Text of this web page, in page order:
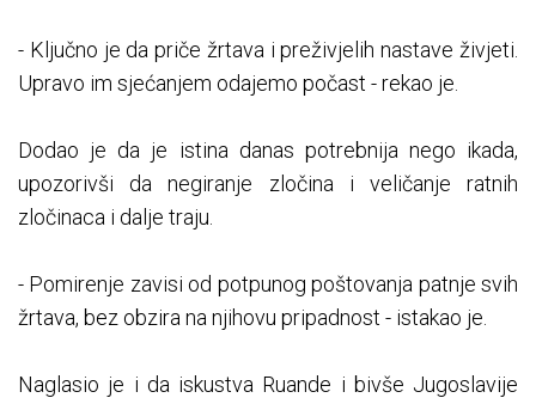
- Ključno je da priče žrtava i preživjelih nastave živjeti.
Upravo im sjećanjem odajemo počast - rekao je.
Dodao je da je istina danas potrebnija nego ikada,
upozorivši da negiranje zločina i veličanje ratnih
zločinaca i dalje traju.
- Pomirenje zavisi od potpunog poštovanja patnje svih
žrtava, bez obzira na njihovu pripadnost - istakao je.
Naglasio je i da iskustva Ruande i bivše Jugoslavije